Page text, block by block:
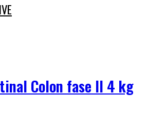
Colon fase II 4 kg